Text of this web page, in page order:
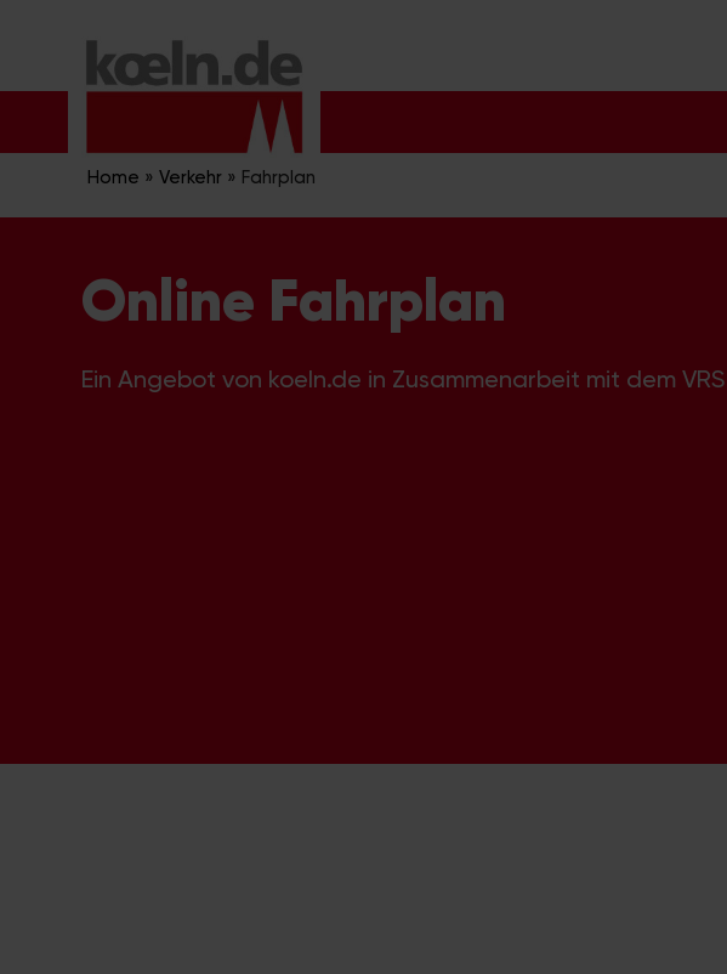
Inhalt
Home » Verkehr » Fahrplan
Online Fahrplan
Ein Angebot von koeln.de in Zusammenarbeit mit dem VRS